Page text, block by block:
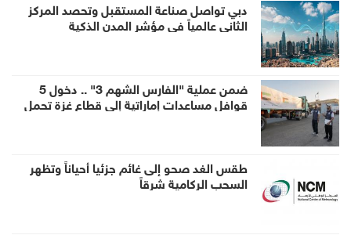
دبي تواصل صناعة المستقبل وتحصد المركز
الثاني عالمياً في مؤشر المدن الذكية
ضمن عملية "الفارس الشهم 3" .. دخول 5
قوافل مساعدات إماراتية إلى قطاع غزة تحمل
طقس الغد صحو إلى غائم جزئيا أحياناً وتظهر
السحب الركامية شرقاً